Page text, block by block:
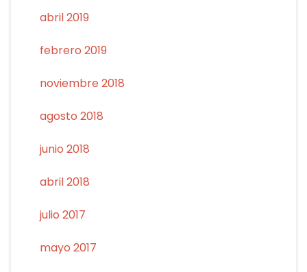
abril 2019
febrero 2019
noviembre 2018
agosto 2018
junio 2018
abril 2018
julio 2017
mayo 2017